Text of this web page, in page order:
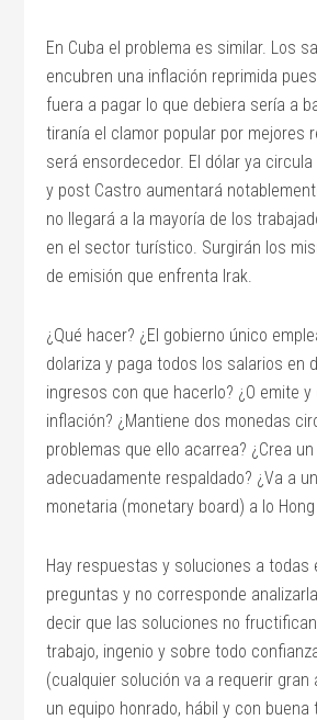
En Cuba el problema es similar. Los
encubren una inflación reprimida
fuera a pagar lo que debiera sería a
tiranía el clamor popular por mejores
será ensordecedor. El dólar ya
y post Castro aumentará
no llegará a la mayoría de los
en el sector turístico. Surgirán los
de emisión que enfrenta Irak.
¿Qué hacer? ¿El gobierno único
dolariza y paga todos los salarios en
ingresos con que hacerlo? ¿O emite y
inflación? ¿Mantiene dos monedas
problemas que ello acarrea? ¿Crea
adecuadamente respaldado? ¿Va a
monetaria (monetary board) a lo Hong
Hay respuestas y soluciones a todas
preguntas y no corresponde
decir que las soluciones no
trabajo, ingenio y sobre todo
(cualquier solución va a requerir gran
un equipo honrado, hábil y con buena